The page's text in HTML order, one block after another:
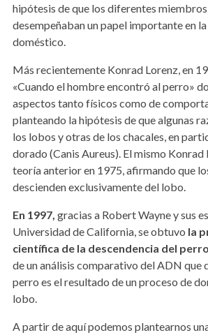
hipótesis de que los diferentes
desempeñaban un papel importante en
doméstico.
Más recientemente Konrad Lorenz, en
«Cuando el hombre encontró al perro»
aspectos tanto físicos como de
planteando la hipótesis de que algunas
los lobos y otras de los chacales, en
dorado (Canis Aureus). El mismo Konrad
teoría anterior en 1975, afirmando que
descienden exclusivamente del lobo.
En 1997, gracias a Robert Wayne y sus
Universidad de California, se obtuvo la
científica de la descendencia del
de un análisis comparativo del ADN que
perro es el resultado de un proceso de
lobo.
A partir de aquí podemos plantearnos